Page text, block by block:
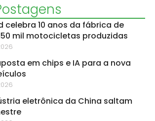
celebra 10 anos da fábrica de
mil motocicletas produzidas
em chips e IA para a nova
eletrônica da China saltam